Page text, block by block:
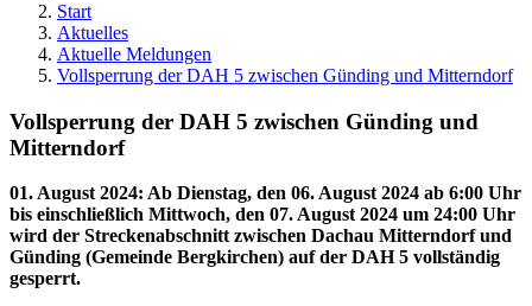
Start
Aktuelles
Aktuelle Meldungen
Vollsperrung der DAH 5 zwischen Günding und Mitterndorf
Vollsperrung der DAH 5 zwischen Günding und
Mitterndorf
01. August 2024: Ab Dienstag, den 06. August 2024 ab 6:00 Uhr
bis einschließlich Mittwoch, den 07. August 2024 um 24:00 Uhr
wird der Streckenabschnitt zwischen Dachau Mitterndorf und
Günding (Gemeinde Bergkirchen) auf der DAH 5 vollständig
gesperrt.